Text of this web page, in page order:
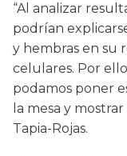
“Al analizar
podrían
y hembras en su
celulares. Por
podamos poner
la mesa y
Tapia-Rojas.